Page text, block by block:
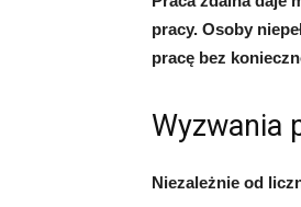
pracy. Osoby
pracę bez
Wyzwania
Niezależnie od